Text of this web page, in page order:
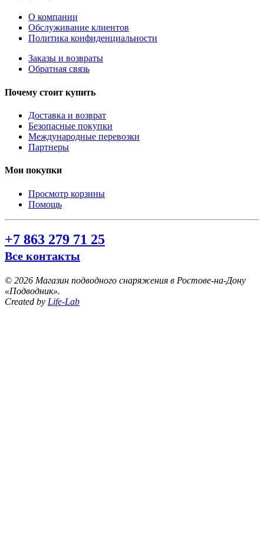
О компании
Обслуживание клиентов
Политика конфиденциальности
Заказы и возвраты
Обратная связь
Почему стоит купить
Доставка и возврат
Безопасные покупки
Международные перевозки
Партнеры
Мои покупки
Просмотр корзины
Помощь
+7 863 279 71 25
Все контакты
© 2026 Магазин подводного снаряжения в Ростове-на-Дону
«Подводник».
Created by Life-Lab